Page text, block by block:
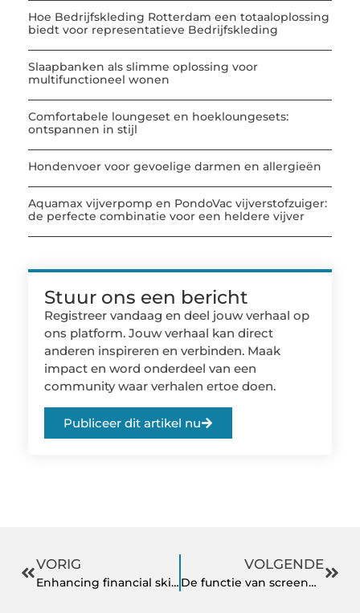
Hoe Bedrijfskleding Rotterdam een totaaloplossing
biedt voor representatieve Bedrijfskleding
Slaapbanken als slimme oplossing voor
multifunctioneel wonen
Comfortabele loungeset en hoekloungesets:
ontspannen in stijl
Hondenvoer voor gevoelige darmen en allergieën
Aquamax vijverpomp en PondoVac vijverstofzuiger:
de perfecte combinatie voor een heldere vijver
Stuur ons een bericht
Registreer vandaag en deel jouw verhaal op
ons platform. Jouw verhaal kan direct
anderen inspireren en verbinden. Maak
impact en word onderdeel van een
community waar verhalen ertoe doen.
Publiceer dit artikel nu
VORIG
Enhancing financial skills with an accounting course
VOLGENDE
De functie van screenprotectors